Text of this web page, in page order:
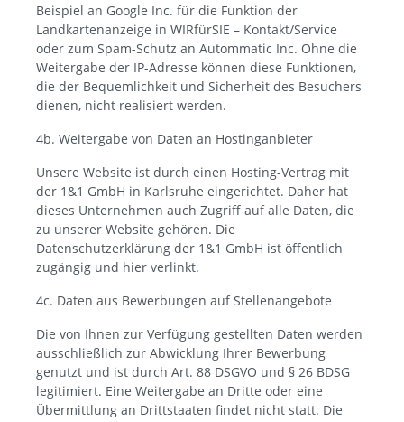
Beispiel an Google Inc. für die Funktion der
Landkartenanzeige in WIRfürSIE – Kontakt/Service
oder zum Spam-Schutz an Autommatic Inc. Ohne die
Weitergabe der IP-Adresse können diese Funktionen,
die der Bequemlichkeit und Sicherheit des Besuchers
dienen, nicht realisiert werden.
4b. Weitergabe von Daten an Hostinganbieter
Unsere Website ist durch einen Hosting-Vertrag mit
der 1&1 GmbH in Karlsruhe eingerichtet. Daher hat
dieses Unternehmen auch Zugriff auf alle Daten, die
zu unserer Website gehören. Die
Datenschutzerklärung der 1&1 GmbH ist öffentlich
zugängig und hier verlinkt.
4c. Daten aus Bewerbungen auf Stellenangebote
Die von Ihnen zur Verfügung gestellten Daten werden
ausschließlich zur Abwicklung Ihrer Bewerbung
genutzt und ist durch Art. 88 DSGVO und § 26 BDSG
legitimiert. Eine Weitergabe an Dritte oder eine
Übermittlung an Drittstaaten findet nicht statt. Die